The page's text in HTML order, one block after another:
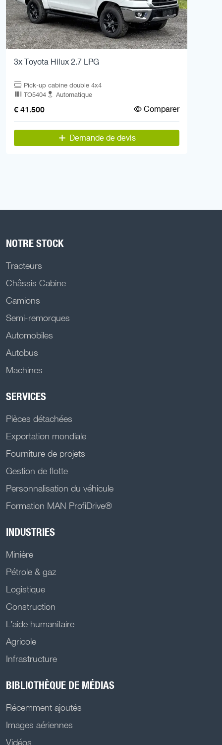
3x Toyota Hilux 2.7 LPG
Pick-up cabine double 4x4
TO5404
Automatique
€ 41.500 Comparer
Demande de devis
NOTRE STOCK
Tracteurs
Châssis Cabine
Camions
Semi-remorques
Automobiles
Autobus
Machines
SERVICES
Pièces détachées
Exportation mondiale
Fourniture de projets
Gestion de flotte
Personnalisation du véhicule
Formation MAN ProfiDrive®
INDUSTRIES
Minière
Pétrole & gaz
Logistique
Construction
L’aide humanitaire
Agricole
Infrastructure
BIBLIOTHÈQUE DE MÉDIAS
Récemment ajoutés
Images aériennes
Vidéos